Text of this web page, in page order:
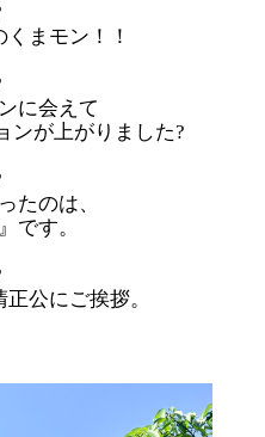
まモン！！
に会えて
ンが上がりました?
たのは、
です。
公にご挨拶。